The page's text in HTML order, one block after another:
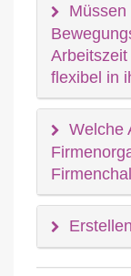
flexibel in
Welche